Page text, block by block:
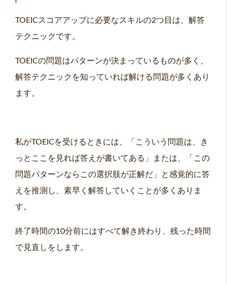
TOEICスコアアップに必要なスキルの2つ目は、解答
テクニックです。
TOEICの問題はパターンが決まっているものが多く、
解答テクニックを知っていれば解ける問題が多くあり
ます。
私がTOEICを受けるときには、「こういう問題は、き
っとここを見れば答えが書いてある」または、「この
問題パターンならこの選択肢が正解だ」と感覚的に答
えを推測し、素早く解答していくことが多くありま
す。
終了時間の10分前にはすべて解き終わり、残った時間
で見直しをします。